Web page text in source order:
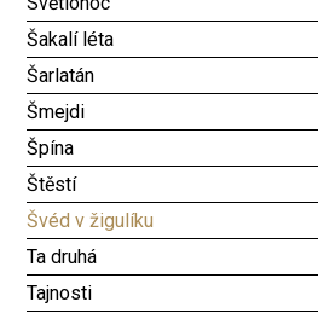
Šakalí léta
Šarlatán
Šmejdi
Špína
Štěstí
Švéd v žigulíku
Ta druhá
Tajnosti